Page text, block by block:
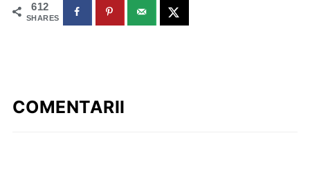
612
SHARES
COMENTARII